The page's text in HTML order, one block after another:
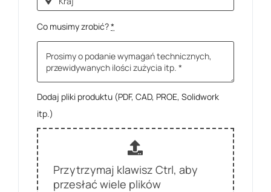
Co musimy zrobić?*
Dodaj pliki produktu (PDF, CAD, PROE, Solidwork
itp.)
Przytrzymaj klawisz Ctrl, aby
przesłać wiele plików